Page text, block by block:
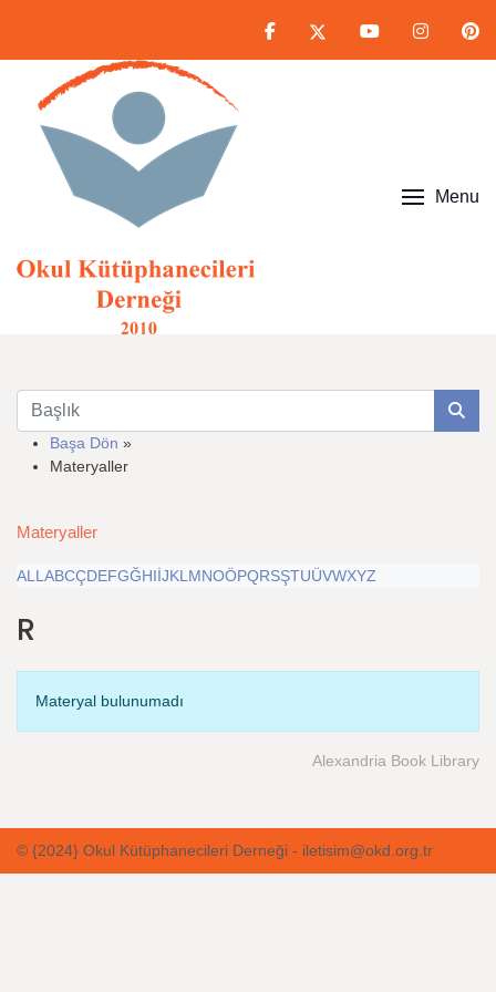
Menu
Başa Dön »
Materyaller
Materyaller
ALL ABCÇDEFGĞHIİJKL MNOÖPQRSŞTUÜVWXYZ
R
Materyal bulunumadı
Alexandria Book Library
© {2024} Okul Kütüphanecileri Derneği - iletisim@okd.org.tr